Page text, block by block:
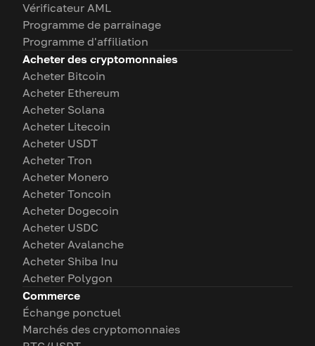
Vérificateur AML
Programme de parrainage
Programme d'affiliation
Acheter des cryptomonnaies
Acheter Bitcoin
Acheter Ethereum
Acheter Solana
Acheter Litecoin
Acheter USDT
Acheter Tron
Acheter Monero
Acheter Toncoin
Acheter Dogecoin
Acheter USDC
Acheter Avalanche
Acheter Shiba Inu
Acheter Polygon
Commerce
Échange ponctuel
Marchés des cryptomonnaies